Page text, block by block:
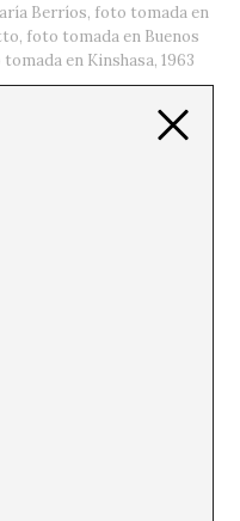
Berríos, foto tomada en
foto tomada en Buenos
en Kinshasa, 1963
la bienal es un
y el
la mentalidad
mucho tiempo y
una de las sedes
contra
y el cuerpo
en la
de las cuales
pasado en